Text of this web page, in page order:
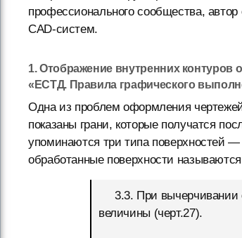
профессионального сообщества,
CAD-систем.
1. Отображение внутренних контуров
«ЕСТД. Правила графического
Одна из проблем оформления
показаны грани, которые получатся
упоминаются три типа поверхностей
обработанные поверхности
3.3. При вычерчивании
величины (черт.27).